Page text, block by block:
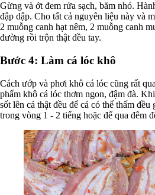
Gừng và ớt đem rửa sạch, băm nhỏ.
đập dập. Cho tất cả nguyên liệu này và
2 muỗng canh hạt nêm, 2 muỗng canh
đường rồi trộn thật đều tay.
Bước 4: Làm cá lóc khô
Cách ướp và phơi khô cá lóc cũng rất
phẩm khô cá lóc thơm ngon, đậm đà.
sốt lên cá thật đều để cá có thể thấm
trong vòng 1 - 2 tiếng hoặc để qua đêm